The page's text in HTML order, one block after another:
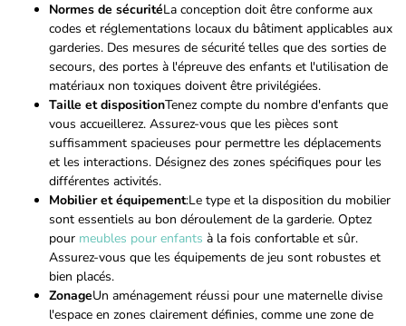
Normes de sécuritéLa conception doit être conforme aux
codes et réglementations locaux du bâtiment applicables aux
garderies. Des mesures de sécurité telles que des sorties de
secours, des portes à l'épreuve des enfants et l'utilisation de
matériaux non toxiques doivent être privilégiées.
Taille et dispositionTenez compte du nombre d'enfants que
vous accueillerez. Assurez-vous que les pièces sont
suffisamment spacieuses pour permettre les déplacements
et les interactions. Désignez des zones spécifiques pour les
différentes activités.
Mobilier et équipement:Le type et la disposition du mobilier
sont essentiels au bon déroulement de la garderie. Optez
pour meubles pour enfants à la fois confortable et sûr.
Assurez-vous que les équipements de jeu sont robustes et
bien placés.
ZonageUn aménagement réussi pour une maternelle divise
l'espace en zones clairement définies, comme une zone de